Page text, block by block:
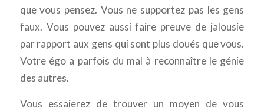
que vous pensez. Vous ne supportez pas les gens
faux. Vous pouvez aussi faire preuve de jalousie
par rapport aux gens qui sont plus doués que vous.
Votre égo a parfois du mal à reconnaître le génie
des autres.
Vous essaierez de trouver un moyen de vous